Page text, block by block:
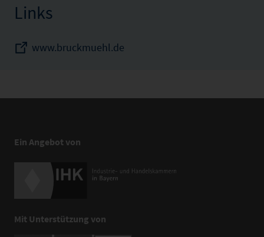
Links
www.bruckmuehl.de
Ein Angebot von
Mit Unterstützung von